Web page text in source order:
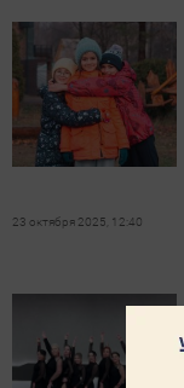
23 октября 2025, 12:40